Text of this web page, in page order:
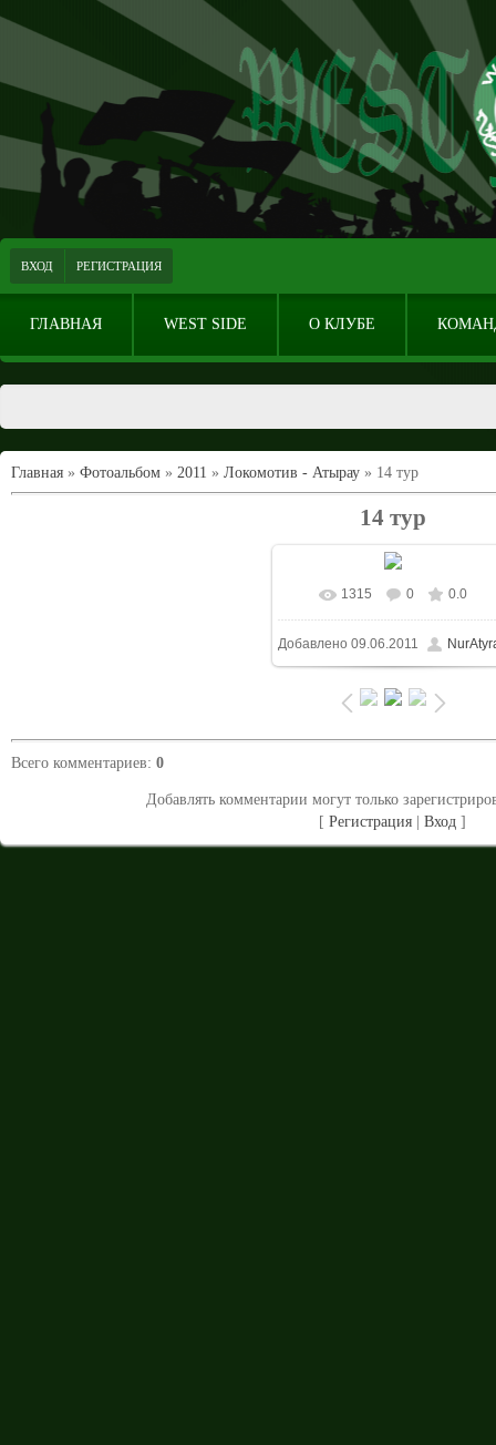
ВХОД РЕГИСТРАЦИЯ
ГЛАВНАЯ WEST SIDE О КЛУБЕ
Главная » Фотоальбом » 2011 » Локомотив - Атырау » 14 тур
14 тур
В реальном размере
/ 100.4Kb
1315 0 0.0
Добавлено 09.06.2011
Всего комментариев: 0
Добавлять комментарии могут только
[Регистрация |Вход ]